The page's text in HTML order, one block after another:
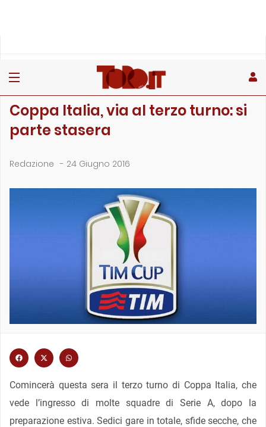
Coppa Italia, via al terzo turno: si
parte stasera
Redazione - 24 Giugno 2016
Comincerà questa sera il terzo turno di Coppa Italia, che
vede l’ingresso di molte squadre di Serie A, dopo la
preparazione estiva. Sedici gare in totale, sfide secche, che